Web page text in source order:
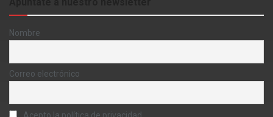
Nombre
Correo electrónico
Acepto la política de privacidad